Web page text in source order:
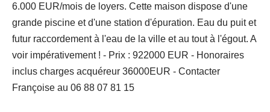
6.000 EUR/mois de loyers. Cette maison dispose d'une
grande piscine et d'une station d'épuration. Eau du puit et
futur raccordement à l'eau de la ville et au tout à l'égout. A
voir impérativement ! - Prix : 922000 EUR - Honoraires
inclus charges acquéreur 36000EUR - Contacter
Françoise au 06 88 07 81 15